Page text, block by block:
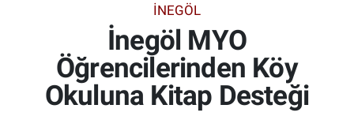
İNEGÖL
İnegöl MYO
Öğrencilerinden Köy
Okuluna Kitap Desteği
Ekonomi
Güncel
Son Dakika Haberleri
Haber Arşivi